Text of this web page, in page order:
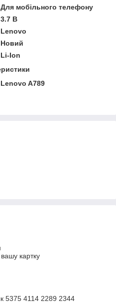
Для мобільного телефону
3.7 В
Lenovo
Новий
Li-Ion
Lenovo A789
картку
5375 4114 2289 2344